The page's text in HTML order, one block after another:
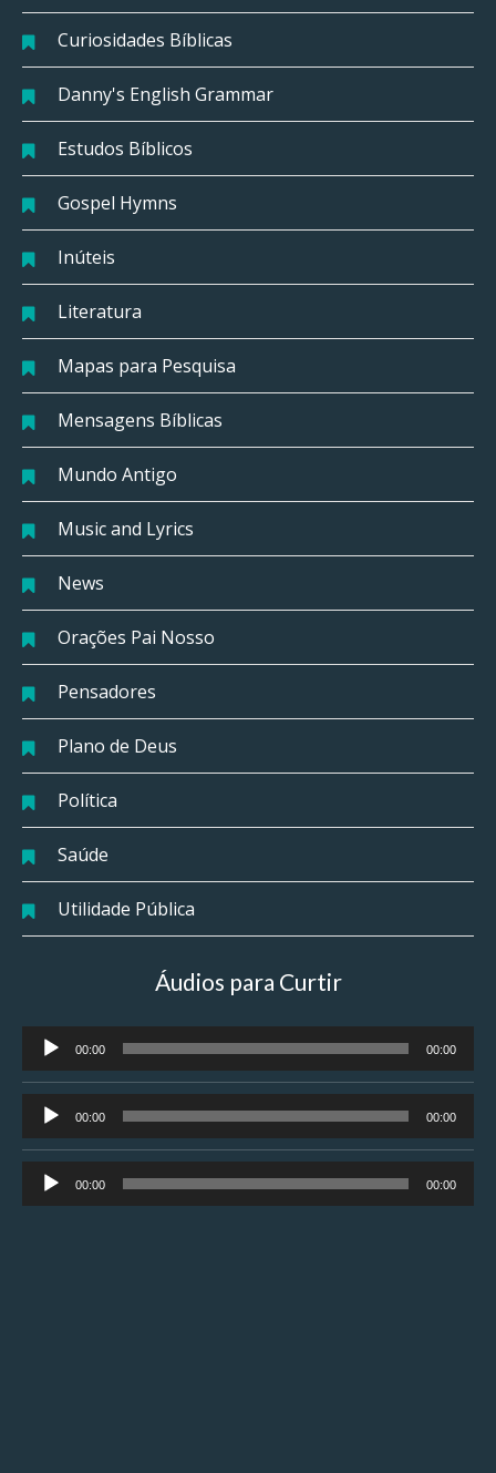
Curiosidades Bíblicas
Danny's English Grammar
Estudos Bíblicos
Gospel Hymns
Inúteis
Literatura
Mapas para Pesquisa
Mensagens Bíblicas
Mundo Antigo
Music and Lyrics
News
Orações Pai Nosso
Pensadores
Plano de Deus
Política
Saúde
Utilidade Pública
Áudios para Curtir
Tocador
de
áudio
00:00 00:00
Tocador
de
áudio
00:00 00:00
Tocador
de
00:00 00:00